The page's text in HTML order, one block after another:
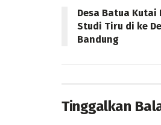
Desa Batua
Studi Tiru di ke
Bandung
Tinggalkan